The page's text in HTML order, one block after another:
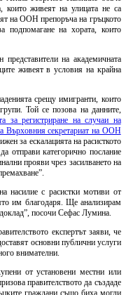
които живеят на улицата не са
на ООН препоръча на гръцкото
подпомагане на хората, които
на академичната
живеят в условия на крайна
срещу имигранти, които
Той се позова на данните,
за регистриране на случаи на
Върховния секретариат на ООН
за ескалацията на расисткото
отправи категорично послание
прояви чрез засилването на
насилие с расистки мотиви от
им благодаря. Ще анализирам
посочи Сефас Лумина.
експертът заяви, че
основни публични услуги
внимателни.
от установени местни или
правителството да създаде
граждани също биха могли